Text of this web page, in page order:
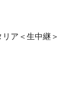
ア＜生中継＞